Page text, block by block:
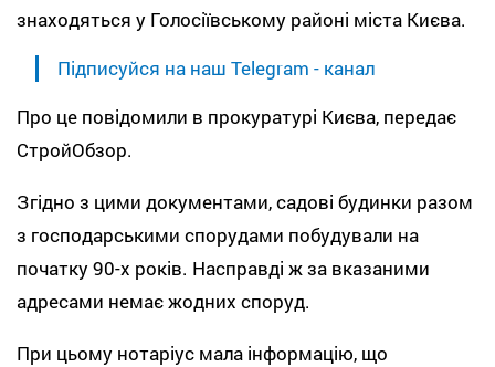
знаходяться у Голосіївському районі міста Києва.
Підписуйся на наш Telegram - канал
Про це повідомили в прокуратурі Києва, передає
СтройОбзор.
Згідно з цими документами, садові будинки разом
з господарськими спорудами побудували на
початку 90-х років. Насправді ж за вказаними
адресами немає жодних споруд.
При цьому нотаріус мала інформацію, що